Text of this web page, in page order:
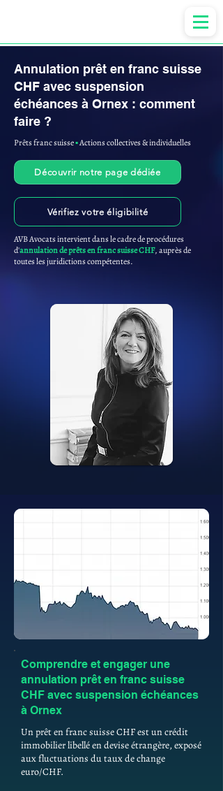
Annulation prêt en franc suisse
CHF avec suspension
échéances à Ornex : comment
faire ?
Prêts franc suisse▪︎Actions collectives & individuelles
Découvrir notre page dédiée
Vérifiez votre éligibilité
AVB Avocats intervient dans le cadre de procédures
d'annulation de prêts en franc suisse CHF, auprès de
toutes les juridictions compétentes.
Comprendre et engager une
annulation prêt en franc suisse
CHF avec suspension échéances
à Ornex
Un prêt en franc suisse CHF est un crédit
immobilier libellé en devise étrangère, exposé
aux fluctuations du taux de change
euro/CHF.